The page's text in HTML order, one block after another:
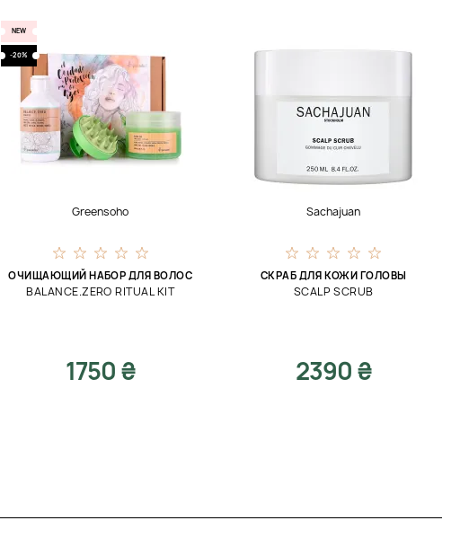
NEW
-20%
Greensoho
ОЧИЩАЮЩИЙ НАБОР ДЛЯ ВОЛОС
BALANCE.ZERO RITUAL KIT
1750 ₴
Sachajuan
СКРАБ ДЛЯ КОЖИ ГОЛОВЫ
SCALP SCRUB
2390 ₴